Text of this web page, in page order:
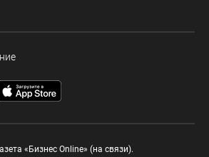
«Бизнес Online» (на связи).